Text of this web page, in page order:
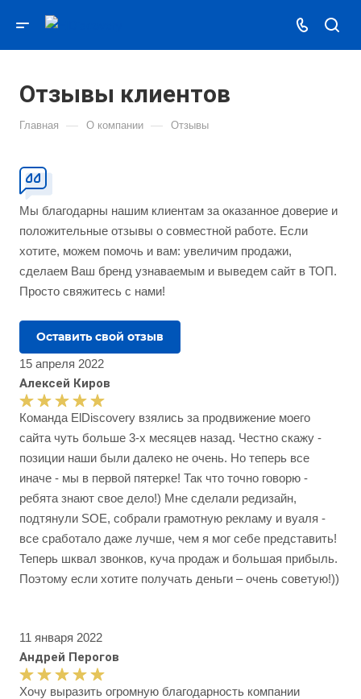
Отзывы клиентов
Главная — О компании — Отзывы
Мы благодарны нашим клиентам за оказанное доверие и
положительные отзывы о совместной работе. Если
хотите, можем помочь и вам: увеличим продажи,
сделаем Ваш бренд узнаваемым и выведем сайт в ТОП.
Просто свяжитесь с нами!
Оставить свой отзыв
15 апреля 2022
Алексей Киров
Команда ElDiscovery взялись за продвижение моего
сайта чуть больше 3-х месяцев назад. Честно скажу -
позиции наши были далеко не очень. Но теперь все
иначе - мы в первой пятерке! Так что точно говорю -
ребята знают свое дело!) Мне сделали редизайн,
подтянули SOE, собрали грамотную рекламу и вуаля -
все сработало даже лучше, чем я мог себе представить!
Теперь шквал звонков, куча продаж и большая прибыль.
Поэтому если хотите получать деньги – очень советую!))
11 января 2022
Андрей Перогов
Хочу выразить огромную благодарность компании